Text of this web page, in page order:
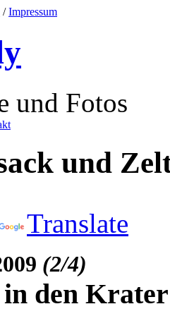
/Impressum
und Fotos
und
Translate
(2/4)
den Krater